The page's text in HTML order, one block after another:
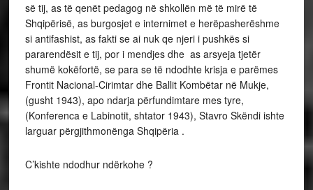
së tij, as të qenët pedagog në shkollën më të mirë të
Shqipërisë, as burgosjet e internimet e herëpasherëshme
si antifashist, as fakti se ai nuk qe njeri i pushkës si
pararendësit e tij, por i mendjes dhe as arsyeja tjetër
shumë kokëfortë, se para se të ndodhte krisja e parëmes
Frontit Nacional-Cirimtar dhe Ballit Kombëtar në Mukje,
(gusht 1943), apo ndarja përfundimtare mes tyre,
(Konferenca e Labinotit, shtator 1943), Stavro Skëndi ishte
larguar përgjithmonënga Shqipëria .
C’kishte ndodhur ndërkohe ?